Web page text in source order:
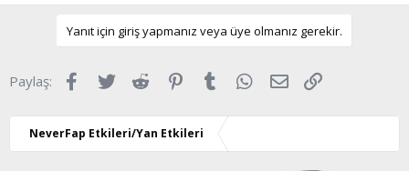
p
r
Yanıt için giriş yapmanız veya üye olmanız gerekir.
Paylaş: Facebook
Twitter Reddit Pinterest
Tumblr WhatsApp
E-posta
NeverFap Etkileri/Yan Etkileri